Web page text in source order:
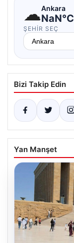
☁Ankara
NaN°C
ŞEHIR SEÇ
Bizi Takip Edin
Yan Manşet